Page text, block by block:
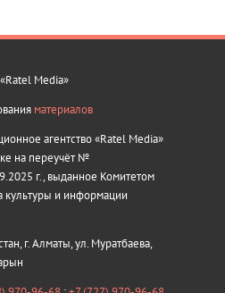
Media»
материалов
агентство «Ratel Media»
на переучёт №
г., выданное Комитетом
культуры и информации
г. Алматы, ул. Муратбаева,